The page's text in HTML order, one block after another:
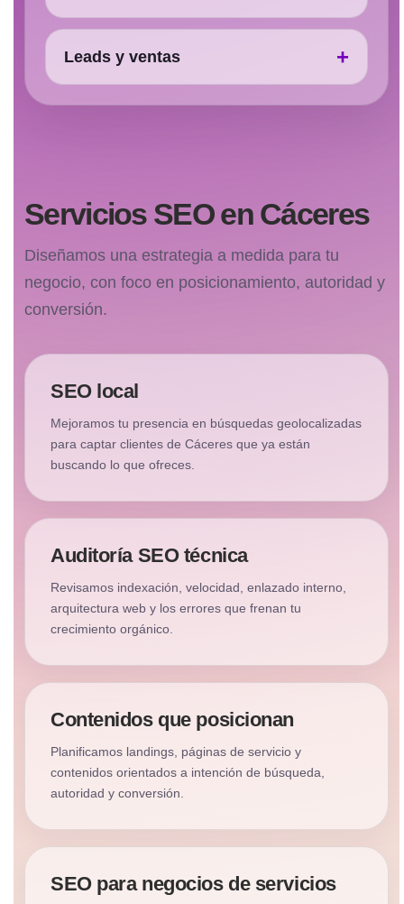
Leads y ventas
Servicios SEO en Cáceres
Diseñamos una estrategia a medida para tu
negocio, con foco en posicionamiento, autoridad y
conversión.
SEO local
Mejoramos tu presencia en búsquedas geolocalizadas
para captar clientes de Cáceres que ya están
buscando lo que ofreces.
Auditoría SEO técnica
Revisamos indexación, velocidad, enlazado interno,
arquitectura web y los errores que frenan tu
crecimiento orgánico.
Contenidos que posicionan
Planificamos landings, páginas de servicio y
contenidos orientados a intención de búsqueda,
autoridad y conversión.
SEO para negocios de servicios